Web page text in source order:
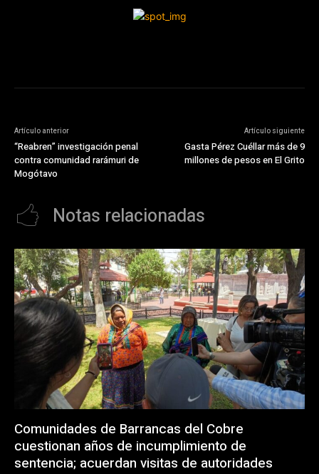
Artículo anterior
“Reabren” investigación penal
contra comunidad rarámuri de
Mogótavo
Artículo siguiente
Gasta Pérez Cuéllar más de 9
millones de pesos en El Grito
Notas relacionadas
Comunidades de Barrancas del Cobre
cuestionan años de incumplimiento de
sentencia; acuerdan visitas de autoridades